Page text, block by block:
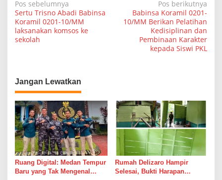
e
n
g
a
B
a
b
i
n
k
a
m
N
a
v
a
s
i
p
o
s
Pos sebelumnya
Sertu Trisno Abadi Babinsa
Koramil 0201-10/MM
laksanakan komsos ke
sekolah
Pos berikutnya
Babinsa Koramil 0201-
10/MM Berikan Pelatihan
Kedisiplinan dan
Pembinaan Karakter
kepada Siswi PKL
Jangan Lewatkan
Ruang Digital: Medan Tempur
Baru yang Tak Mengenal
Rumah Delizaro Hampir
Selesai, Bukti Harapan